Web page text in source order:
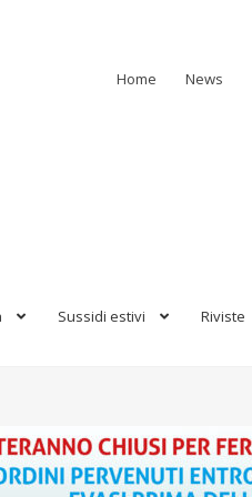
Home News
Sussidi estivi Riviste